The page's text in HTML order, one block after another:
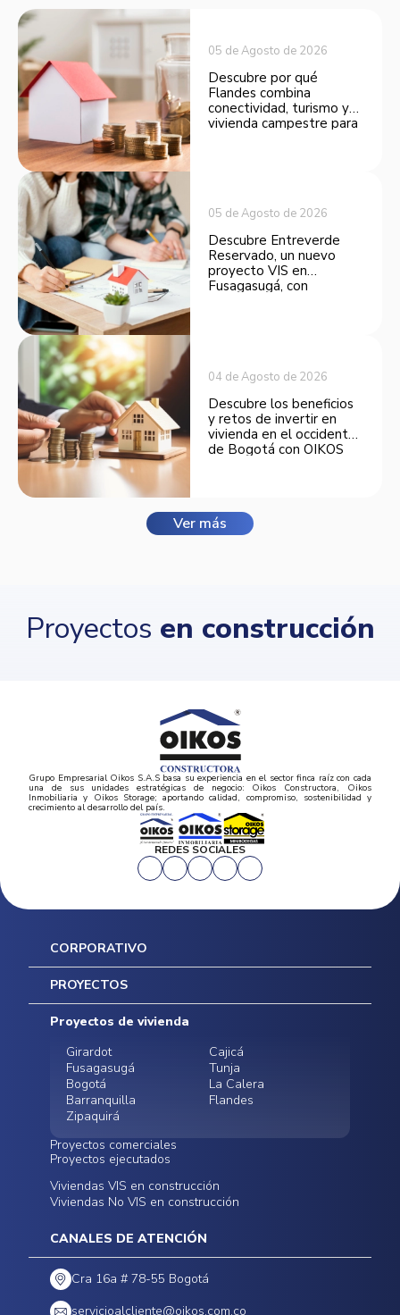
05 de Agosto de 2026
Descubre por qué
Flandes combina
conectividad, turismo y
vivienda campestre para
05 de Agosto de 2026
Descubre Entreverde
Reservado, un nuevo
proyecto VIS en
Fusagasugá, con
04 de Agosto de 2026
Descubre los beneficios
y retos de invertir en
vivienda en el occidente
de Bogotá con OIKOS
Ver más
Proyectos en construcción
Grupo Empresarial Oikos S.A.S basa su experiencia en el sector finca raíz con cada
una de sus unidades estratégicas de negocio: Oikos Constructora, Oikos
Inmobiliaria y Oikos Storage; aportando calidad, compromiso, sostenibilidad y
crecimiento al desarrollo del país.
REDES SOCIALES
CORPORATIVO
Inicio
Mapa del sitio
Postventas
Contratación Directa
Noticias
PROYECTOS
Proyectos de vivienda
Girardot
Cajicá
Fusagasugá
Tunja
Bogotá
La Calera
Barranquilla
Flandes
Zipaquirá
Proyectos comerciales
Funza
Infinitum Zentral
Bodegas - ALMAX
Centro Comercial
Proyectos ejecutados
Conoce nuestros
proyectos ejecutados
Viviendas VIS en construcción
Viviendas No VIS en construcción
CANALES DE ATENCIÓN
Cra 16a # 78-55 Bogotá
servicioalcliente@oikos.com.co